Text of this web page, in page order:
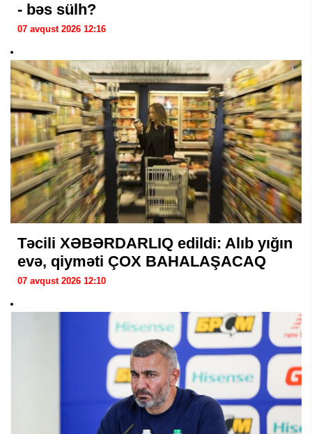
- bəs sülh?
07 avqust 2026 12:16
Təcili XƏBƏRDARLIQ edildi: Alıb yığın
evə, qiyməti ÇOX BAHALAŞACAQ
07 avqust 2026 12:10